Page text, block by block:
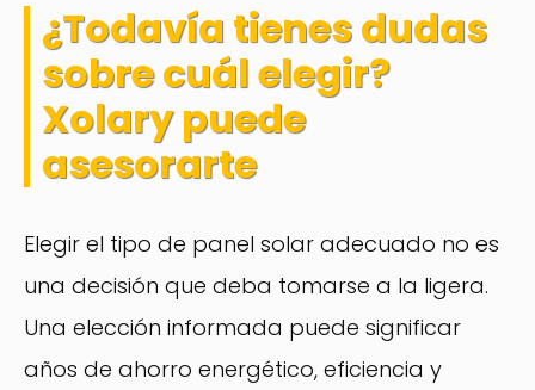
¿Todavía tienes dudas
sobre cuál elegir?
Xolary puede
asesorarte
Elegir el tipo de panel solar adecuado no es
una decisión que deba tomarse a la ligera.
Una elección informada puede significar
años de ahorro energético, eficiencia y